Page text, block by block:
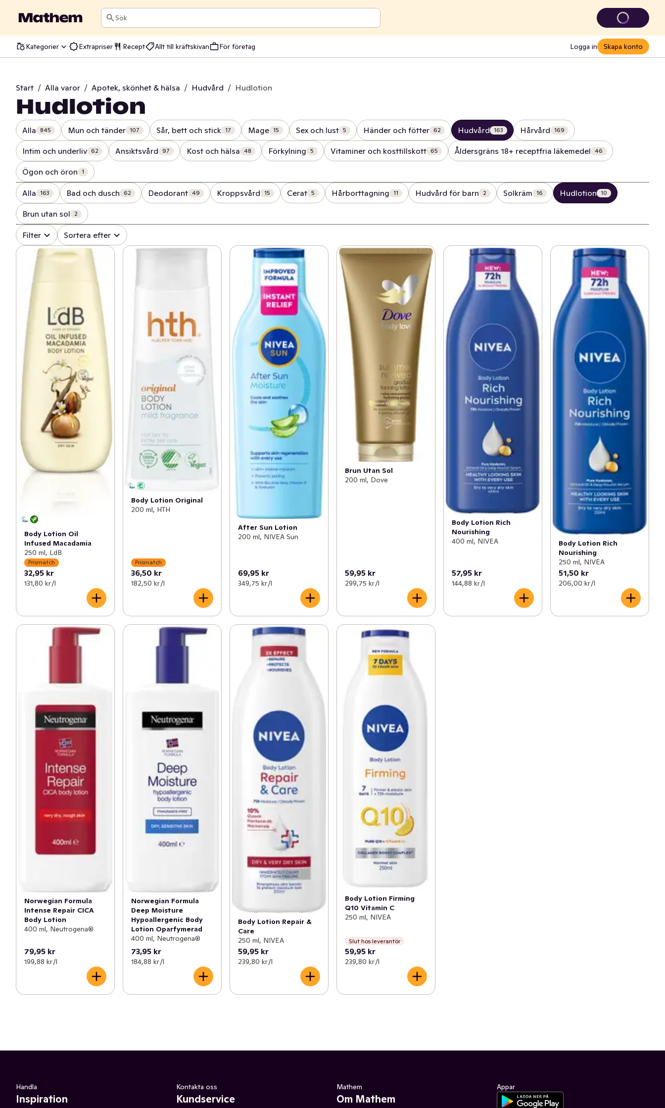
Sök
Kategorier Extrapriser Recept Allt till kräftskivan För företag Logga in Skapa konto
Start / Alla varor / Apotek, skönhet & hälsa / Hudvård / Hudlotion
Hudlotion
Alla 845 Mun och tänder 107 Sår, bett och stick 17 Mage 15 Sex och lust 5 Händer och fötter 62 Hudvård 163 Hårvård 169
Intim och underliv 62 Ansiktsvård 97 Kost och hälsa 48 Förkylning 5 Vitaminer och kosttillskott 65 Åldersgräns 18+ receptfria läkemedel 46
Ögon och öron 1
Alla 163 Bad och dusch 62 Deodorant 49 Kroppsvård 15 Cerat 5 Hårborttagning 11 Hudvård för barn 2 Solkräm 16 Hudlotion 10
Brun utan sol 2
Filter Sortera efter
Body Lotion Oil
Infused Macadamia
250 ml, LdB
Prismatch
32,95 kr
131,80 kr /l
Body Lotion Original
200 ml, HTH
Prismatch
36,50 kr
182,50 kr /l
After Sun Lotion
200 ml, NIVEA Sun
69,95 kr
349,75 kr /l
Brun Utan Sol
200 ml, Dove
59,95 kr
299,75 kr /l
Body Lotion Rich
Nourishing
400 ml, NIVEA
57,95 kr
144,88 kr /l
Body Lotion Rich
Nourishing
250 ml, NIVEA
51,50 kr
206,00 kr /l
Norwegian Formula
Intense Repair CICA
Body Lotion
400 ml, Neutrogena®
79,95 kr
199,88 kr /l
Norwegian Formula
Deep Moisture
Hypoallergenic Body
Lotion Oparfymerad
400 ml, Neutrogena®
73,95 kr
184,88 kr /l
Body Lotion Repair &
Care
250 ml, NIVEA
59,95 kr
239,80 kr /l
Body Lotion Firming
Q10 Vitamin C
250 ml, NIVEA
Slut hos leverantör
59,95 kr
239,80 kr /l
Handla
Inspiration
Kontakta oss
Kundservice
Mathem
Om Mathem
Appar